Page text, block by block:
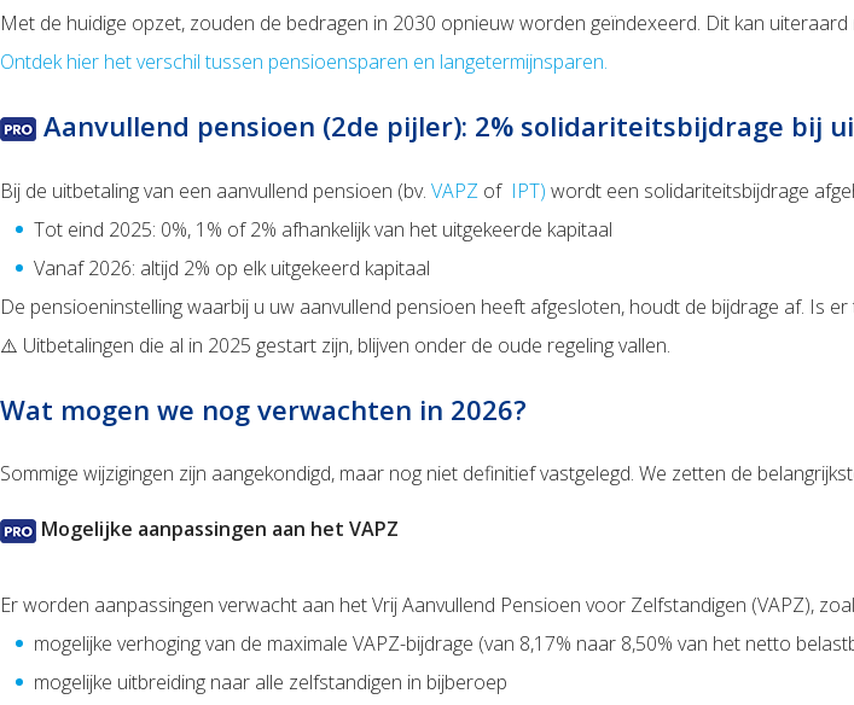
Met de huidige opzet, zouden de bedragen in 2030 opnieuw worden geïndexeerd. Dit kan uiteraard
Ontdek hier het verschil tussen pensioensparen en langetermijnsparen.
Aanvullend pensioen (2de pijler): 2% solidariteitsbijdrage bij
Bij de uitbetaling van een aanvullend pensioen (bv. VAPZ of IPT) wordt een solidariteitsbijdrage
Tot eind 2025: 0%, 1% of 2% afhankelijk van het uitgekeerde kapitaal
Vanaf 2026: altijd 2% op elk uitgekeerd kapitaal
De pensioeninstelling waarbij u uw aanvullend pensioen heeft afgesloten, houdt de bijdrage af. Is
⚠️ Uitbetalingen die al in 2025 gestart zijn, blijven onder de oude regeling vallen.
Wat mogen we nog verwachten in 2026?
Sommige wijzigingen zijn aangekondigd, maar nog niet definitief vastgelegd. We zetten de
Mogelijke aanpassingen aan het VAPZ
Er worden aanpassingen verwacht aan het Vrij Aanvullend Pensioen voor Zelfstandigen (VAPZ),
mogelijke verhoging van de maximale VAPZ-bijdrage (van 8,17% naar 8,50% van het netto
mogelijke uitbreiding naar alle zelfstandigen in bijberoep